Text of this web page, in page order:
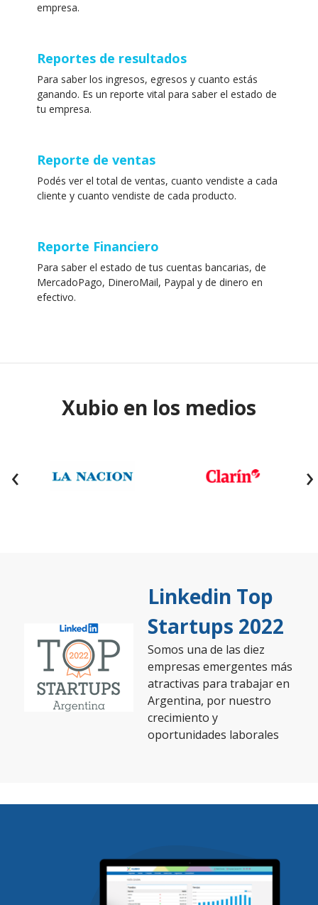
empresa.
Reportes de resultados
Para saber los ingresos, egresos y cuanto estás
ganando. Es un reporte vital para saber el estado de
tu empresa.
Reporte de ventas
Podés ver el total de ventas, cuanto vendiste a cada
cliente y cuanto vendiste de cada producto.
Reporte Financiero
Para saber el estado de tus cuentas bancarias, de
MercadoPago, DineroMail, Paypal y de dinero en
efectivo.
Xubio en los medios
‹ ›
Linkedin Top
Startups 2022
Somos una de las diez
empresas emergentes más
atractivas para trabajar en
Argentina, por nuestro
crecimiento y
oportunidades laborales